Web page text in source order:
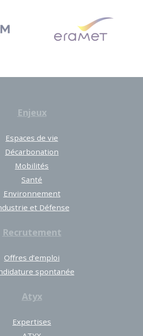
Enjeux
Espaces de vie
Décarbonation
Mobilités
Santé
Environnement
et Défense
Recrutement
Offres d’emploi
spontanée
Atyx
Expertises